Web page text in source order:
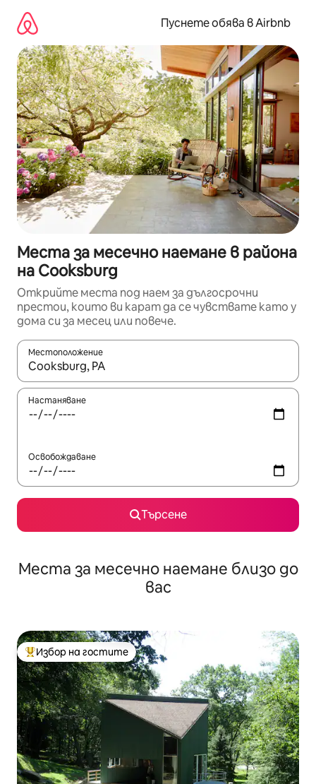
съдържанието
Пуснете обява в Airbnb
Места за месечно наемане в района
на Cooksburg
Открийте места под наем за дългосрочни
престои, които ви карат да се чувствате като у
дома си за месец или повече.
Местоположение
Когато резултатите се покажат, използвайте
Настаняване
Освобождаване
Търсене
Места за месечно наемане близо до
вас
Най-популярен избор на гостите
Избор на гостите